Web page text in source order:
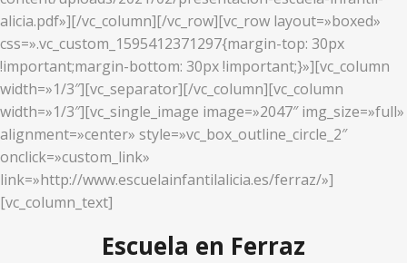
alicia.pdf»][/vc_column][/vc_row][vc_row layout=»boxed»
css=».vc_custom_1595412371297{margin-top: 30px
!important;margin-bottom: 30px !important;}»][vc_column
width=»1/3″][vc_separator][/vc_column][vc_column
width=»1/3″][vc_single_image image=»2047″ img_size=»full»
alignment=»center» style=»vc_box_outline_circle_2″
onclick=»custom_link»
link=»http://www.escuelainfantilalicia.es/ferraz/»]
[vc_column_text]
Escuela en Ferraz